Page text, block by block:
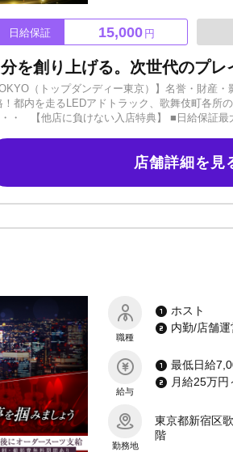
日給保証 15,000 円
（トップダンディー東京）】名誉・財産
都内を走るLEDアドトラック、歌舞伎町各所
・ 【他店に負けない入店特典】 ■日給保証最
経験者や初心者必見！ バックアップ体制万
ので、最短で成長可能です！※在籍ホストの9
が受けられます。移籍希望者も歓迎！今のお
っている方…いずれも完全に解決させます！歌
働いていただけます。人間性を育てられる！
実績を持つ【TOPDANDY TOKYO】あなたも
店舗詳細を見
職種
ホスト
内勤/店舗
給与
月給25万円
勤務地
東京都新宿区
階